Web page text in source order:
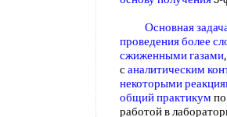
Основная
проведенияболее
сжиженными газами
саналитическим
некоторыми
общий практикум по
работой в